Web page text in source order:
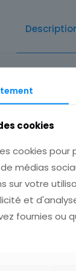
plusieurs
cookies
cookies
médias
sur votre
et
fournies ou